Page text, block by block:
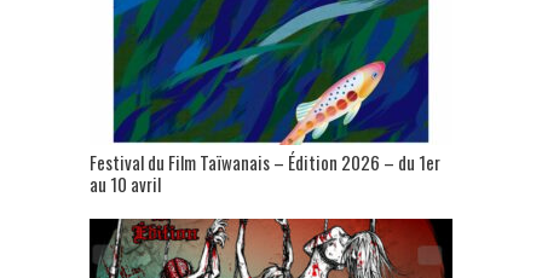
Festival du Film Taïwanais – Édition 2026 – du 1er
au 10 avril